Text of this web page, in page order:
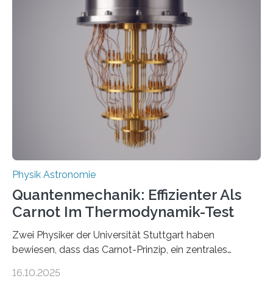
werden schnell weiterentwickelt. Dies ist der Alltag in
der Forschung der Quantentheorie, die dieses Jahr 100
Jahre alt geworden ist, weshalb die UNESCO 2025 zum
Internationalen Jahr der Quantenwissenschaft und -
technologie ausgerufen hat. Doch nun hat eine
internationale Forschungsgruppe um den
Physik Astronomie
Quantenmechanik: Effizienter Als
Carnot Im Thermodynamik-Test
Zwei Physiker der Universität Stuttgart haben
bewiesen, dass das Carnot-Prinzip, ein zentrales
Größenordnung von Atomen gilt, deren physikalische
16.10.2025